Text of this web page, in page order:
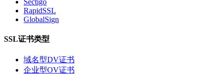
RapidSSL
GlobalSign
SSL证书类型
域名型DV证书
企业型OV证书